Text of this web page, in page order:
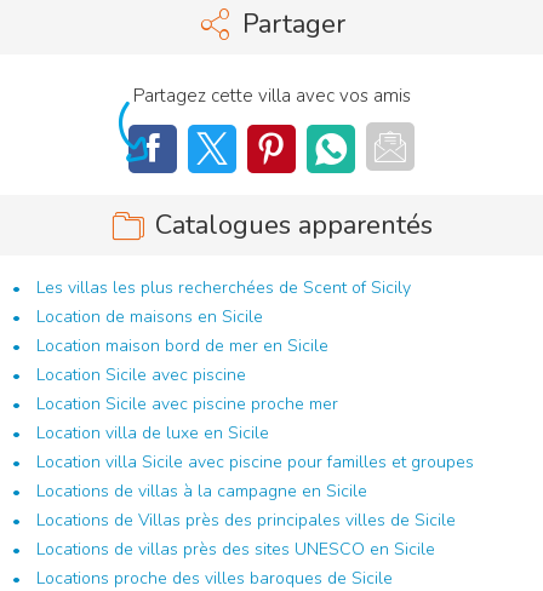
Partager
Partagez cette villa avec vos amis
Catalogues apparentés
Les villas les plus recherchées de Scent of Sicily
Location de maisons en Sicile
Location maison bord de mer en Sicile
Location Sicile avec piscine
Location Sicile avec piscine proche mer
Location villa de luxe en Sicile
Location villa Sicile avec piscine pour familles et groupes
Locations de villas à la campagne en Sicile
Locations de Villas près des principales villes de Sicile
Locations de villas près des sites UNESCO en Sicile
Locations proche des villes baroques de Sicile